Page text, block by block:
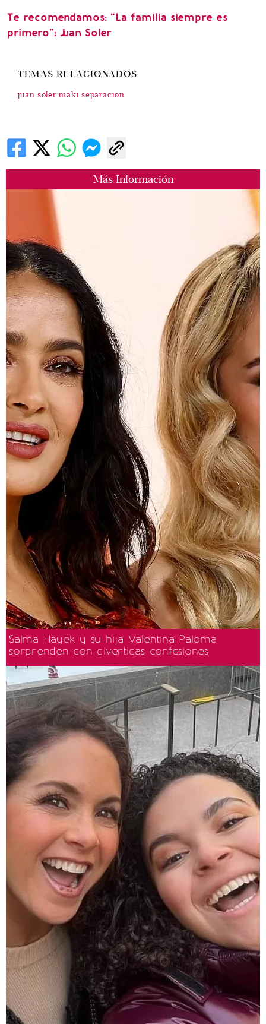
Más Información
Salma Hayek y su hija Valentina Paloma
sorprenden con divertidas confesiones
Te recomendamos: “La familia siempre es
primero”: Juan Soler
TEMAS RELACIONADOS
juan soler maki separacion